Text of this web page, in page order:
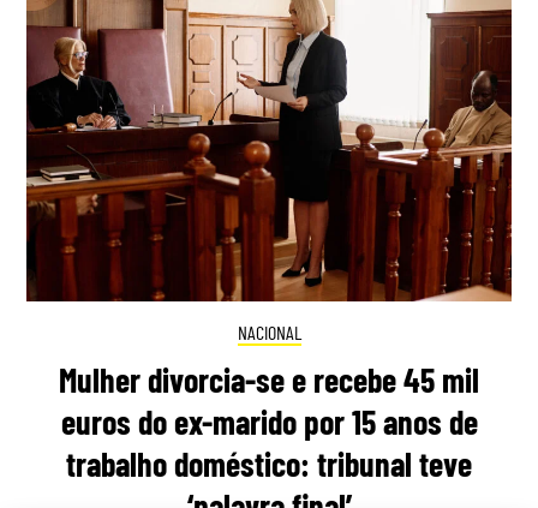
NACIONAL
Mulher divorcia-se e recebe 45 mil
euros do ex-marido por 15 anos de
trabalho doméstico: tribunal teve